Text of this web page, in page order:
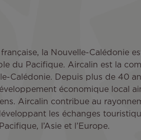
la Nouvelle-Calédonie
du Pacifique. Aircalin est la
Calédonie. Depuis plus de 40
économique local
Aircalin contribue au
les échanges
l’Asie et l’Europe.